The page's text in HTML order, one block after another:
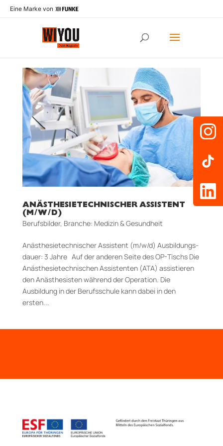
Eine Marke von
ANÄSTHESIETECHNISCHER ASSISTENT
(M/W/D)
Berufsbilder, Branche: Medizin & Gesundheit
Anästhesietechnischer Assistent (m/w/d) Aus­bildungs­
dauer: 3 Jahre Auf der anderen Seite des OP-Tischs Die
Anästhesietechnischen Assistenten (ATA) assistieren
den Anästhesisten während der Operation. Die
Ausbildung in der Berufsschule kann dabei in den
ersten...